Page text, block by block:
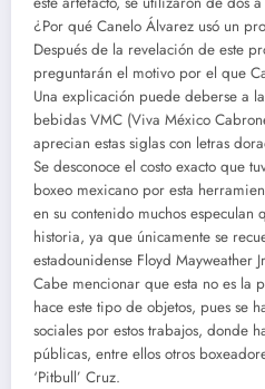
¿Por qué Canelo Álvarez usó un
Después de la revelación de este
preguntarán el motivo por el que
Una explicación puede deberse a
bebidas VMC (Viva México
aprecian estas siglas con letras
Se desconoce el costo exacto que
boxeo mexicano por esta
en su contenido muchos especulan
historia, ya que únicamente se
estadounidense Floyd Mayweather
Cabe mencionar que esta no es la
hace este tipo de objetos, pues se
sociales por estos trabajos, donde
públicas, entre ellos otros
‘Pitbull’ Cruz.